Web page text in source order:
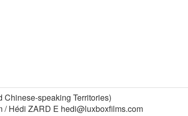
Chinese-speaking Territories)
Hédi ZARD E hedi@luxboxfilms.com